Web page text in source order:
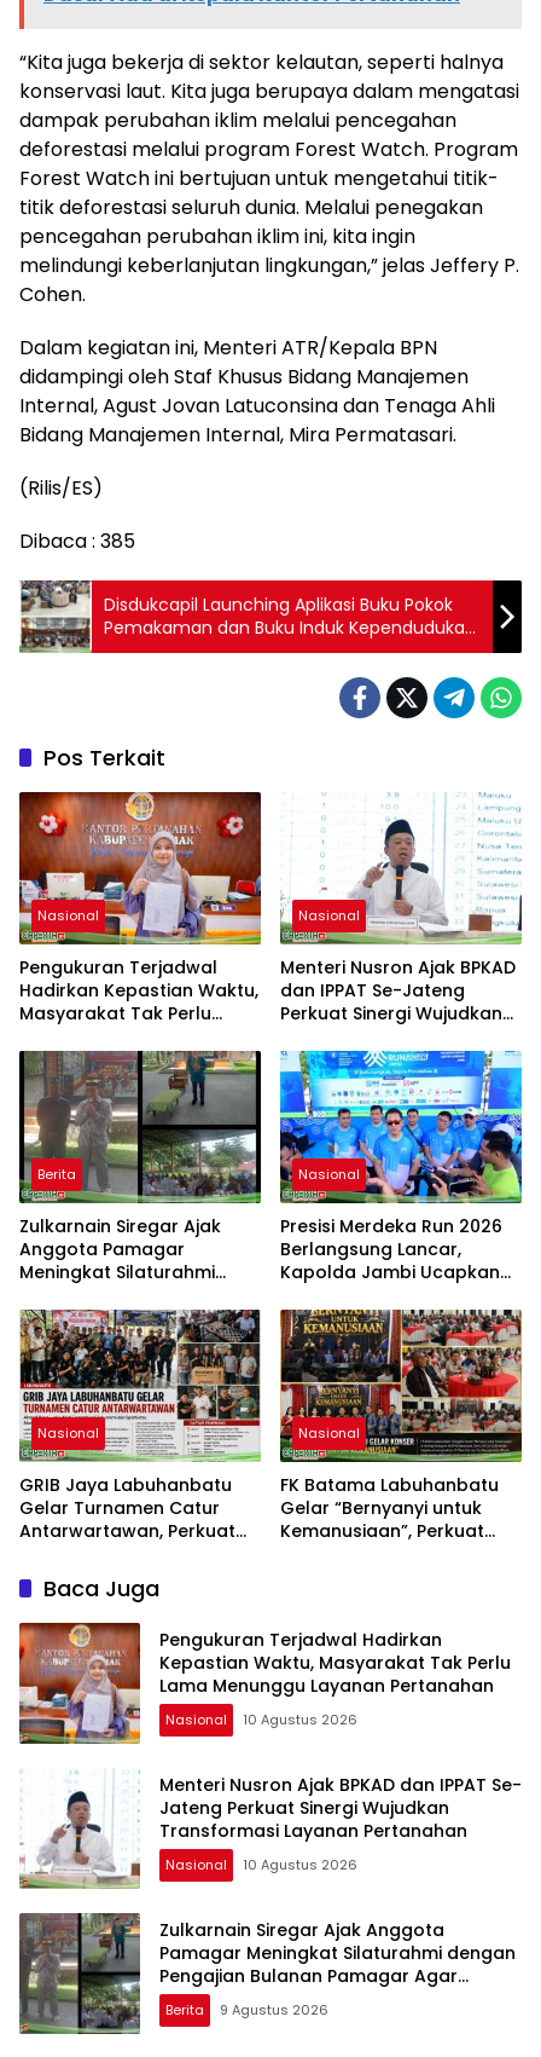
“Kita juga bekerja di sektor kelautan, seperti halnya
konservasi laut. Kita juga berupaya dalam mengatasi
dampak perubahan iklim melalui pencegahan
deforestasi melalui program Forest Watch. Program
Forest Watch ini bertujuan untuk mengetahui titik-
titik deforestasi seluruh dunia. Melalui penegakan
pencegahan perubahan iklim ini, kita ingin
melindungi keberlanjutan lingkungan,” jelas Jeffery P.
Cohen.
Dalam kegiatan ini, Menteri ATR/Kepala BPN
didampingi oleh Staf Khusus Bidang Manajemen
Internal, Agust Jovan Latuconsina dan Tenaga Ahli
Bidang Manajemen Internal, Mira Permatasari.
(Rilis/ES)
Dibaca : 385
Disdukcapil Launching Aplikasi Buku Pokok
Pemakaman dan Buku Induk Kependudukan
DUCATI
Pos Terkait
Nasional
Pengukuran Terjadwal
Hadirkan Kepastian Waktu,
Masyarakat Tak Perlu
Pertanahan
Nasional
Menteri Nusron Ajak BPKAD
dan IPPAT Se-Jateng
Perkuat Sinergi Wujudkan
Pertanahan
Berita
Zulkarnain Siregar Ajak
Anggota Pamagar
Meningkat Silaturahmi
Pamagar Agar Terjalin
Ukhuwah Islami
Nasional
Presisi Merdeka Run 2026
Berlangsung Lancar,
Kapolda Jambi Ucapkan
Dukungan Masyarakat
Nasional
GRIB Jaya Labuhanbatu
Gelar Turnamen Catur
Antarwartawan, Perkuat
Nasional
FK Batama Labuhanbatu
Gelar “Bernyanyi untuk
Kemanusiaan”, Perkuat
Baca Juga
Pengukuran Terjadwal Hadirkan
Kepastian Waktu, Masyarakat Tak Perlu
Lama Menunggu Layanan Pertanahan
Nasional 10 Agustus 2026
Menteri Nusron Ajak BPKAD dan IPPAT Se-
Jateng Perkuat Sinergi Wujudkan
Transformasi Layanan Pertanahan
Nasional 10 Agustus 2026
Zulkarnain Siregar Ajak Anggota
Pamagar Meningkat Silaturahmi dengan
Pengajian Bulanan Pamagar Agar
Terjalin Ukhuwah Islami
Berita 9 Agustus 2026